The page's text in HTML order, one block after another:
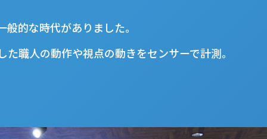
般的な時代がありました｡
職人の動作や視点の動きをセンサーで計測｡